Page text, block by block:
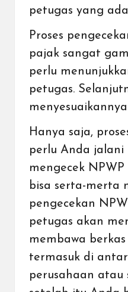
petugas yang
Proses
pajak sangat
perlu
petugas.
Hanya saja,
perlu Anda jalani
mengecek
bisa serta-merta
pengecekan
petugas akan
membawa
termasuk di
perusahaan atau